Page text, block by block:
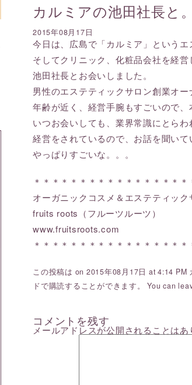
カルミアの池田社長と。
2015年08月17日
今日は、広島で「カルミア」というエ
そしてクリニック、化粧品会社を経営
池田社長とお会いしました。
男性のエステティックサロン創業オー
年齢が近く、経営手腕もすごいので、
いつお会いしても、業界常識にとらわ
経営をされているので、お話を聞いて
やっぱりすごいな。。。
＊＊＊＊＊＊＊＊＊＊＊＊＊＊＊＊＊
オーガニックコスメ＆エステティック
fruits roots（フルーツルーツ）
www.fruitsroots.com
＊＊＊＊＊＊＊＊＊＊＊＊＊＊＊＊＊
この投稿は on 2015年08月17日 at 4:14 PM
ドで購読することができます。 You can
コメントを残す
メールアドレスが公開されることはあ